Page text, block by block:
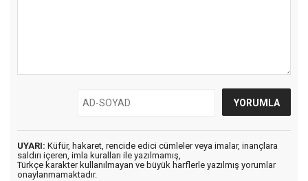
UYARI: Küfür, hakaret, rencide edici cümleler veya imalar, inançlara
saldırı içeren, imla kuralları ile yazılmamış,
Türkçe karakter kullanılmayan ve büyük harflerle yazılmış yorumlar
onaylanmamaktadır.